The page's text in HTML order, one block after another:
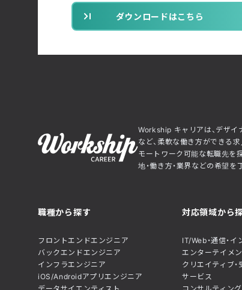
ダウンロードはこちら
Workship キャリアは、デザイ
など、柔軟な働き方ができる
モートワーク可能な転職先を
地・働き方・業界などの希望
職種から探す
フロントエンドエンジニア
バックエンドエンジニア
インフラエンジニア
iOS/Androidアプリエンジニア
対応領域から
IT/Web・通信・
エンターテイメ
クリエイティブ・
サービス